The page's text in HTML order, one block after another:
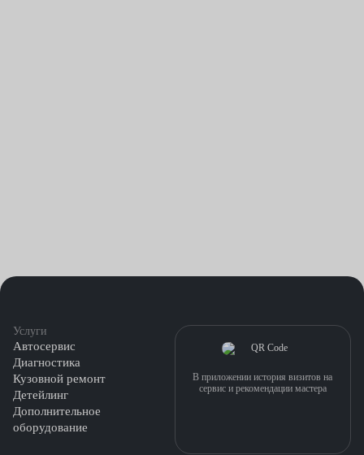
Услуги
Автосервис
Диагностика
Кузовной ремонт
Детейлинг
Дополнительное
оборудование
В приложении история визитов на
сервис и рекомендации мастера